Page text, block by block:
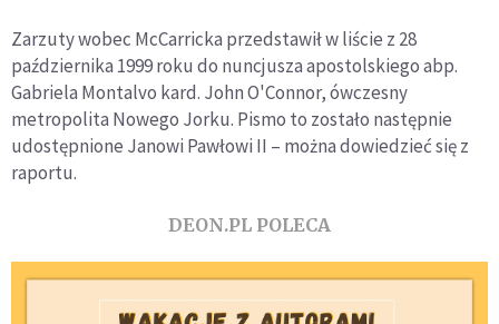
Zarzuty wobec McCarricka przedstawił w liście z 28
października 1999 roku do nuncjusza apostolskiego abp.
Gabriela Montalvo kard. John O'Connor, ówczesny
metropolita Nowego Jorku. Pismo to zostało następnie
udostępnione Janowi Pawłowi II – można dowiedzieć się z
raportu.
DEON.PL POLECA